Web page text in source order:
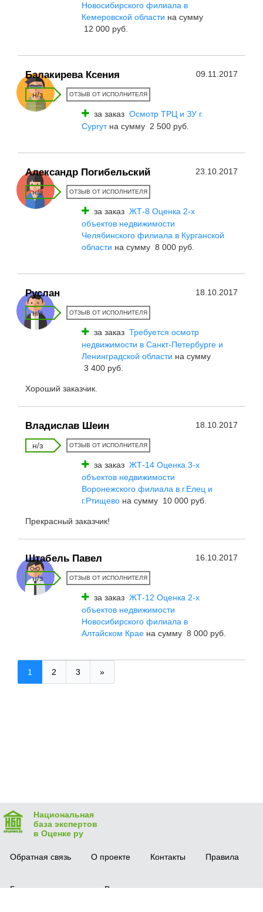
Новосибирского филиала в
Кемеровской области на сумму
12 000 руб.
Балакирева Ксения 09.11.2017
н/з ОТЗЫВ ОТ ИСПОЛНИТЕЛЯ
за заказ Осмотр ТРЦ и ЗУ г.
Сургутна сумму 2 500 руб.
Александр Погибельский 23.10.2017
н/з ОТЗЫВ ОТ ИСПОЛНИТЕЛЯ
за заказ ЖТ-8 Оценка 2-х
объектов недвижимости
Челябинского филиала в Курганской
области на сумму 8 000 руб.
Руслан 18.10.2017
н/з ОТЗЫВ ОТ ИСПОЛНИТЕЛЯ
за заказ Требуется осмотр
недвижимости в Санкт-Петербурге и
Ленинградской области на сумму
3 400 руб.
Хороший заказчик.
Владислав Шеин 18.10.2017
н/з ОТЗЫВ ОТ ИСПОЛНИТЕЛЯ
за заказ ЖТ-14 Оценка 3-x
объектов недвижимости
Воронежского филиала в г.Елец и
г.Ртищево на сумму 10 000 руб.
Прекрасный заказчик!
Штабель Павел 16.10.2017
н/з ОТЗЫВ ОТ ИСПОЛНИТЕЛЯ
за заказ ЖТ-12 Оценка 2-x
объектов недвижимости
Новосибирского филиала в
Алтайском Крае на сумму 8 000 руб.
1 2 3 »
Национальная
база экспертов
в Оценке ру
Обратная связь О проекте Контакты Правила
Безопасная сделка Вопрос-ответ